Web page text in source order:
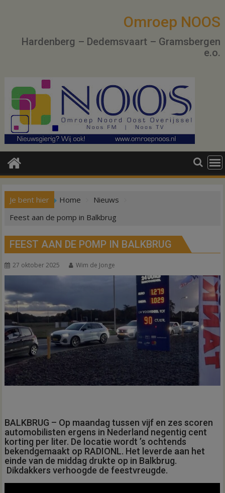
Omroep NOOS
Hardenberg – Dedemsvaart – Gramsbergen
e.o.
Je bent hier Home
Nieuws
Feest aan de pomp in Balkbrug
FEEST AAN DE POMP IN BALKBRUG
27 oktober 2025 Wim de Jonge
BALKBRUG – Op maandag tussen vijf en zes scoren
automobilisten ergens in Nederland negentig cent
korting per liter. De locatie wordt ’s ochtends
bekendgemaakt op RADIONL. Het leverde aan het
einde van de middag drukte op in Balkbrug.
Dikdakkers verhoogde de feestvreugde.